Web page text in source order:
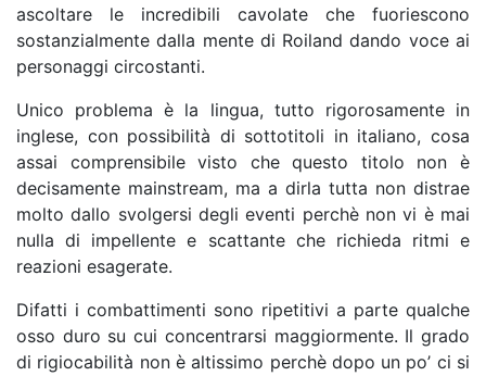
ascoltare le incredibili cavolate che fuoriescono
sostanzialmente dalla mente di Roiland dando voce ai
personaggi circostanti.
Unico problema è la lingua, tutto rigorosamente in
inglese, con possibilità di sottotitoli in italiano, cosa
assai comprensibile visto che questo titolo non è
decisamente mainstream, ma a dirla tutta non distrae
molto dallo svolgersi degli eventi perchè non vi è mai
nulla di impellente e scattante che richieda ritmi e
reazioni esagerate.
Difatti i combattimenti sono ripetitivi a parte qualche
osso duro su cui concentrarsi maggiormente. Il grado
di rigiocabilità non è altissimo perchè dopo un po’ ci si